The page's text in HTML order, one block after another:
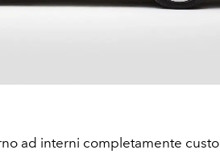
ad interni completamente